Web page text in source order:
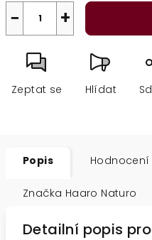
+
−
Zeptat se Hlídat
Popis Hodnocení
Značka Haaro Naturo
Detailní popis